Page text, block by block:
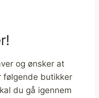
og ønsker at
følgende butikker
du gå igennem